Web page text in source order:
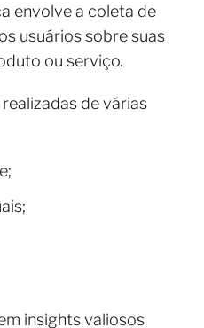
envolve a coleta de
usuários sobre suas
ou serviço.
de várias
insights valiosos